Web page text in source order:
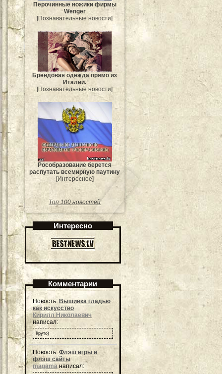
Перочинные ножики фирмы
Wenger
[Познавательные новости]
Брендовая одежда прямо из
Италии.
[Познавательные новости]
Рособразование берется
распутать всемирную паутину
[Интересное]
Топ 100 новостей
Интересно
Комментарии
Новость: Вышивка гладью
как искусство
Кирилл Николаевич
написал:
Круто)
Новость: Флэш игры и
флэш сайты
magama написал: